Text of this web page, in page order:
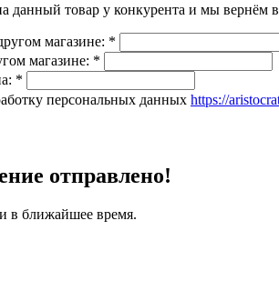
данный товар у конкурента и мы вернём
магазине: *
магазине: *
*
персональных данных https://
отправлено!
в ближайшее время.